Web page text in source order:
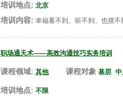
培训地点: 北京
培训内容: 幸福看不到、听不到、也摸
职场通天术——高效沟通技巧实务培训
课程领域: 其他 课程对象 基层
培训地点: 不限